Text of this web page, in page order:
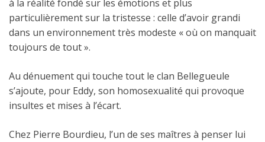
à la réalité fondé sur les émotions et plus
particulièrement sur la tristesse : celle d’avoir grandi
dans un environnement très modeste « où on manquait
toujours de tout ».
Au dénuement qui touche tout le clan Bellegueule
s’ajoute, pour Eddy, son homosexualité qui provoque
insultes et mises à l’écart.
Chez Pierre Bourdieu, l’un de ses maîtres à penser lui